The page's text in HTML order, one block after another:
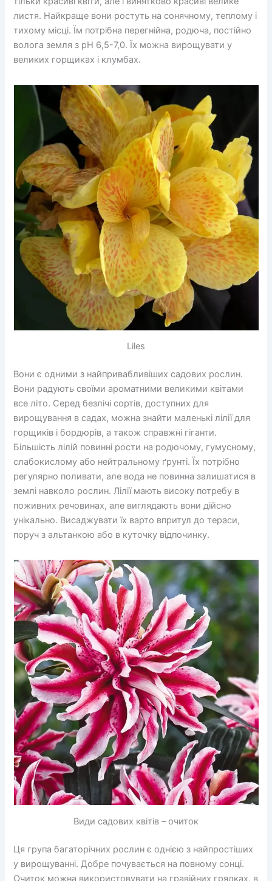
листя. Найкраще вони ростуть на сонячному, теплому і
тихому місці. Їм потрібна перегнійна, родюча, постійно
волога земля з pH 6,5-7,0. Їх можна вирощувати у
великих горщиках і клумбах.
Liles
Вони є одними з найпривабливіших садових рослин.
Вони радують своїми ароматними великими квітами
все літо. Серед безлічі сортів, доступних для
вирощування в садах, можна знайти маленькі лілії для
горщиків і бордюрів, а також справжні гіганти.
Більшість лілій повинні рости на родючому, гумусному,
слабокислому або нейтральному ґрунті. Їх потрібно
регулярно поливати, але вода не повинна залишатися в
землі навколо рослин. Лілії мають високу потребу в
поживних речовинах, але виглядають вони дійсно
унікально. Висаджувати їх варто впритул до тераси,
поруч з альтанкою або в куточку відпочинку.
Види садових квітів – очиток
Ця група багаторічних рослин є однією з найпростіших
у вирощуванні. Добре почувається на повному сонці.
Очиток можна використовувати на гравійних грядках, в